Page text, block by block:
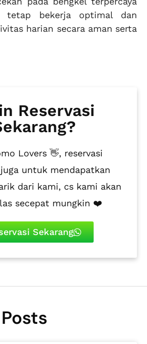
tetap bekerja optimal dan
harian secara aman serta
Reservasi
Lovers 👋, reservasi
untuk mendapatkan
dari kami, cs kami akan
secepat mungkin ❤️
Sekarang